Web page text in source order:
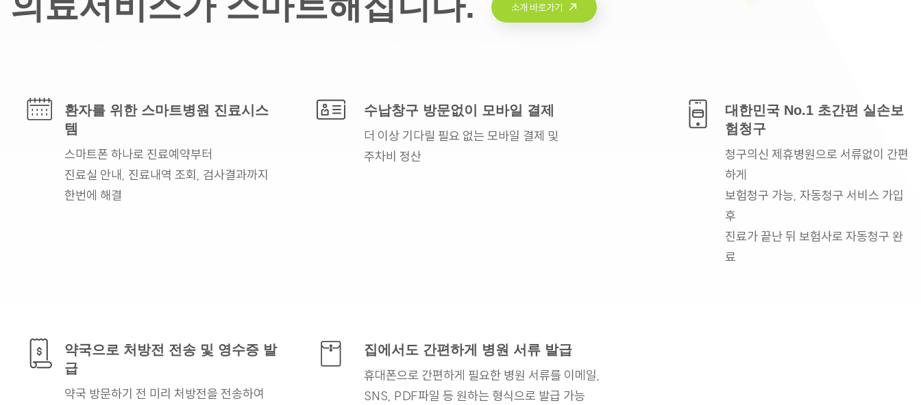
소개 바로가기
환자를 위한 스마트병원 진료시스
템
스마트폰 하나로 진료예약부터
진료실 안내, 진료내역 조회, 검사결과까지
한번에 해결
수납창구 방문없이 모바일 결제
더 이상 기다릴 필요 없는 모바일 결제 및
주차비 정산
대한민국 No.1 초간편 실손보
험청구
청구의신 제휴병원으로 서류없이 간편
하게
보험청구 가능, 자동청구 서비스 가입
후
진료가 끝난 뒤 보험사로 자동청구 완
료
약국으로 처방전 전송 및 영수증 발
급
약국 방문하기 전 미리 처방전을 전송하여
집에서도 간편하게 병원 서류 발급
휴대폰으로 간편하게 필요한 병원 서류를 이메일,
SNS, PDF파일 등 원하는 형식으로 발급 가능